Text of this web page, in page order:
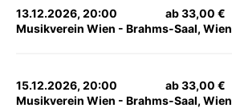
13.12.2026, 20:00
Musikverein Wien - Brahms-Saal, Wien
ab 33,00 €
15.12.2026, 20:00
Musikverein Wien - Brahms-Saal, Wien
ab 33,00 €